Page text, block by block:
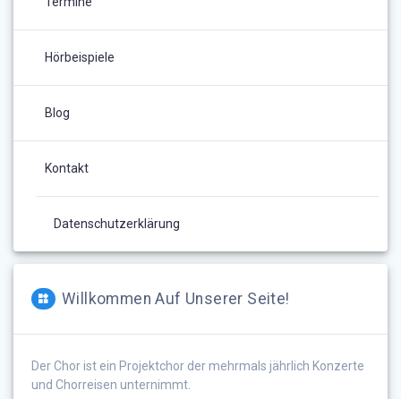
Hörbeispiele
Blog
Kontakt
Datenschutzerklärung
Willkommen Auf Unserer Seite!
Der Chor ist ein Projektchor der mehrmals jährlich Konzerte
und Chorreisen unternimmt.